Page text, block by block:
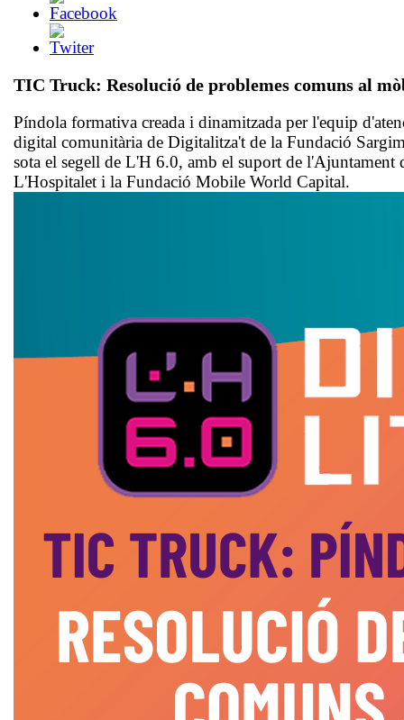
TIC Truck: Resolució de problemes comuns al
Píndola formativa creada i dinamitzada per l'equip
digital comunitària de Digitalitza't de la Fundació
sota el segell de L'H 6.0, amb el suport de l'Ajuntament
L'Hospitalet i la Fundació Mobile World Capital.